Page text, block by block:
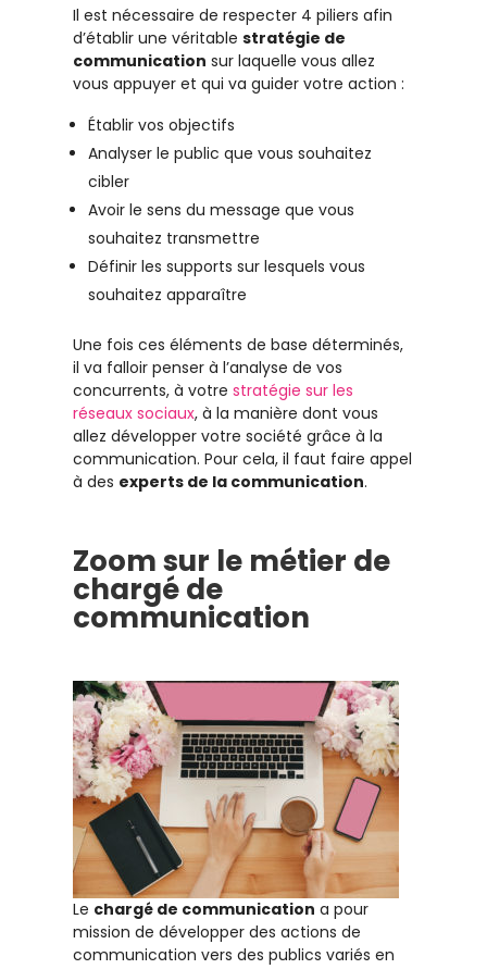
Il est nécessaire de respecter 4 piliers afin
d’établir une véritablestratégie de
communication sur laquelle vous allez
vous appuyer et qui va guider votre action :
Établir vos objectifs
Analyser le public que vous souhaitez
cibler
Avoir le sens du message que vous
souhaitez transmettre
Définir les supports sur lesquels vous
souhaitez apparaître
Une fois ces éléments de base déterminés,
il va falloir penser à l’analyse de vos
concurrents, à votre stratégie sur les
réseaux sociaux, à la manière dont vous
allez développer votre société grâce à la
communication. Pour cela, il faut faire appel
à des experts de la communication.
Zoom sur le métier de
chargé de
communication
Le chargé de communication a pour
mission de développer des actions de
communication vers des publics variés en